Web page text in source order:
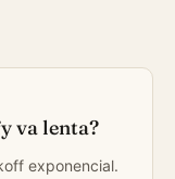
va lenta?
exponencial.